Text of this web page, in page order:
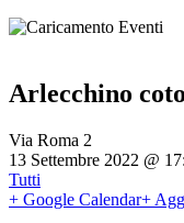
Arlecchino
Via Roma 2
13 Settembre 2022 @
Tutti
+ Google Calendar+